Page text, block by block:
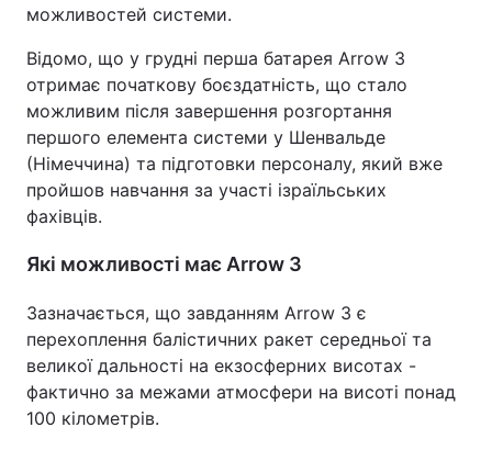
можливостей системи.
Відомо, що у грудні перша батарея Arrow 3
отримає початкову боєздатність, що стало
можливим після завершення розгортання
першого елемента системи у Шенвальде
(Німеччина) та підготовки персоналу, який вже
пройшов навчання за участі ізраїльських
фахівців.
Які можливості має Arrow 3
Зазначається, що завданням Arrow 3 є
перехоплення балістичних ракет середньої та
великої дальності на екзосферних висотах -
фактично за межами атмосфери на висоті понад
100 кілометрів.